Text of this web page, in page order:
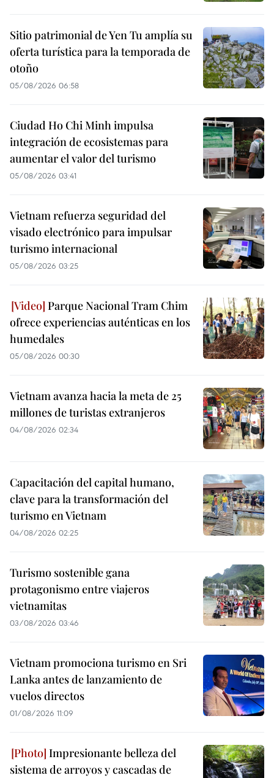
Sitio patrimonial de Yen Tu amplía su
oferta turística para la temporada de
otoño
05/08/2026 06:58
Ciudad Ho Chi Minh impulsa
integración de ecosistemas para
aumentar el valor del turismo
05/08/2026 03:41
Vietnam refuerza seguridad del
visado electrónico para impulsar
turismo internacional
05/08/2026 03:25
Parque Nacional Tram Chim
ofrece experiencias auténticas en los
humedales
05/08/2026 00:30
Vietnam avanza hacia la meta de 25
millones de turistas extranjeros
04/08/2026 02:34
Capacitación del capital humano,
clave para la transformación del
turismo en Vietnam
04/08/2026 02:25
Turismo sostenible gana
protagonismo entre viajeros
vietnamitas
03/08/2026 03:46
Vietnam promociona turismo en Sri
Lanka antes de lanzamiento de
vuelos directos
01/08/2026 11:09
Impresionante belleza del
sistema de arroyos y cascadas de